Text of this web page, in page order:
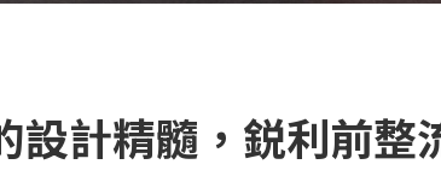
計精髓，鋭利前整